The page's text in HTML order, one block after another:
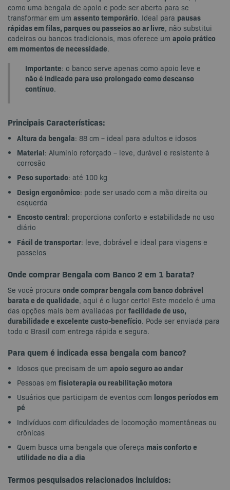
como uma bengala de apoio e pode ser aberta para se
transformar em um assento temporário. Ideal para pausas
rápidas em filas, parques ou passeios ao ar livre, não substitui
cadeiras ou bancos tradicionais, mas oferece um apoio prático
em momentos de necessidade.
Importante: o banco serve apenas como apoio leve e
não é indicado para uso prolongado como descanso
contínuo.
Principais Características:
Altura da bengala: 88 cm – ideal para adultos e idosos
Material: Alumínio reforçado – leve, durável e resistente à
corrosão
Peso suportado: até 100 kg
Design ergonômico: pode ser usado com a mão direita ou
esquerda
Encosto central: proporciona conforto e estabilidade no uso
diário
Fácil de transportar: leve, dobrável e ideal para viagens e
passeios
Onde comprar Bengala com Banco 2 em 1 barata?
Se você procura onde comprar bengala com banco dobrável
barata e de qualidade, aqui é o lugar certo! Este modelo é uma
das opções mais bem avaliadas por facilidade de uso,
durabilidade e excelente custo-benefício. Pode ser enviada para
todo o Brasil com entrega rápida e segura.
Para quem é indicada essa bengala com banco?
Idosos que precisam de umapoio seguro ao andar
Pessoas emfisioterapia ou reabilitação motora
Usuários que participam de eventos com longos períodos em
pé
Indivíduos com dificuldades de locomoção momentâneas ou
crônicas
Quem busca uma bengala que ofereça mais conforto e
utilidade no dia a dia
Termos pesquisados relacionados incluídos: